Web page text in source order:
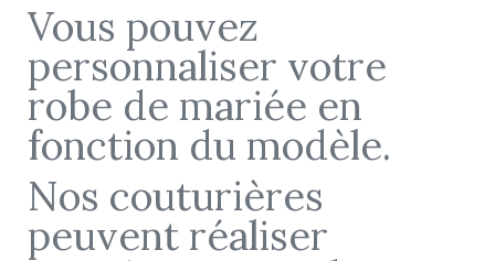
Vous pouvez
personnaliser votre
robe de mariée en
fonction du modèle.
Nos couturières
peuvent réaliser